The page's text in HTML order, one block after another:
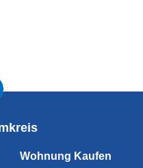
Wohnung Kaufen